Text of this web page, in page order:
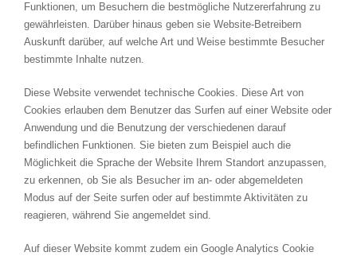
Funktionen, um Besuchern die bestmögliche Nutzererfahrung zu
gewährleisten. Darüber hinaus geben sie Website-Betreibern
Auskunft darüber, auf welche Art und Weise bestimmte Besucher
bestimmte Inhalte nutzen.
Diese Website verwendet technische Cookies. Diese Art von
Cookies erlauben dem Benutzer das Surfen auf einer Website oder
Anwendung und die Benutzung der verschiedenen darauf
befindlichen Funktionen. Sie bieten zum Beispiel auch die
Möglichkeit die Sprache der Website Ihrem Standort anzupassen,
zu erkennen, ob Sie als Besucher im an- oder abgemeldeten
Modus auf der Seite surfen oder auf bestimmte Aktivitäten zu
reagieren, während Sie angemeldet sind.
Auf dieser Website kommt zudem ein Google Analytics Cookie